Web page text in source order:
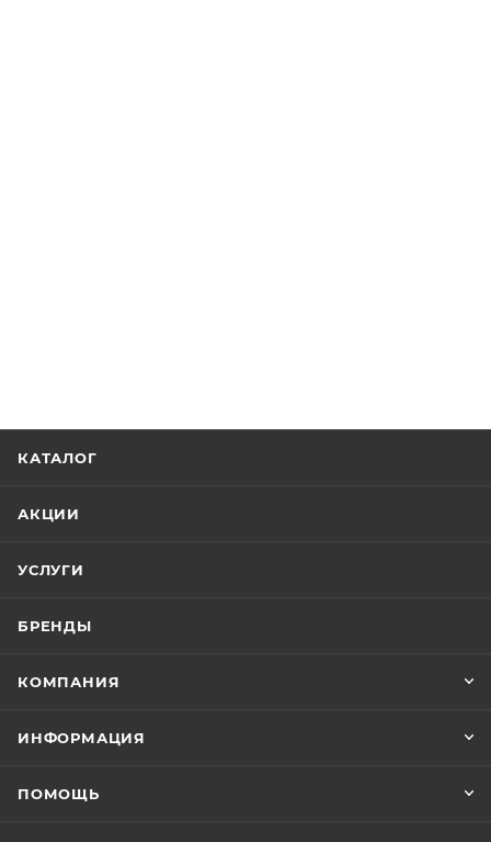
КАТАЛОГ
АКЦИИ
УСЛУГИ
БРЕНДЫ
КОМПАНИЯ
ИНФОРМАЦИЯ
ПОМОЩЬ